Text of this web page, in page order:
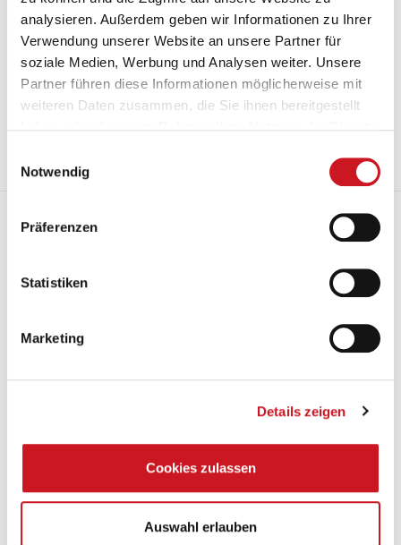
analysieren. Außerdem geben wir Informationen zu Ihrer
Verwendung unserer Website an unsere Partner für
soziale Medien, Werbung und Analysen weiter. Unsere
Partner führen diese Informationen möglicherweise mit
weiteren Daten zusammen, die Sie ihnen bereitgestellt
Notwendig
Präferenzen
Statistiken
Marketing
Details zeigen
Cookies zulassen
Auswahl erlauben
11.12.2018
Der VdL und der Verband für Dämmsysteme, Putz und Mörtel
(VDPM) haben die Broschüre „CE-Kennzeichnung und
Leistungserklärung für Außen- und Innenputze mit organischen
Mehr
Entwicklung im Außenhandel - Exporte und Importe im 3.
Quartal 2018